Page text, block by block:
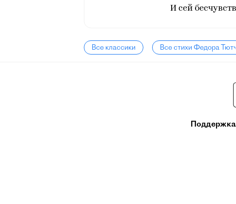
И сей
Все классики Все стихи Федора
Поддержка